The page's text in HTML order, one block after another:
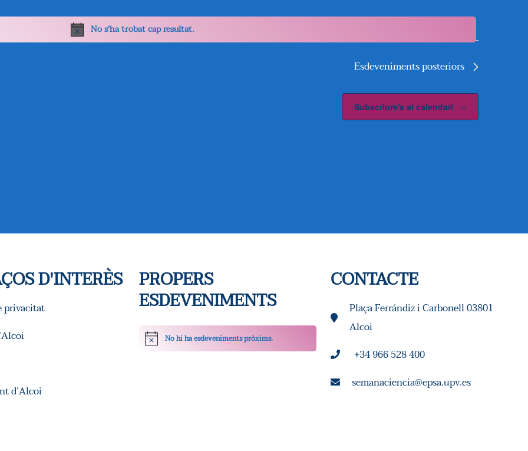
Avís
No s'ha trobat cap resultat. G
A
C
I
Ó
S
L
T
A
Esdevenimentsposteriors
Subscriure's al calendari
D'INTERÈS
privacitat
d’Alcoi
PROPERS
ESDEVENIMENTS
Avís No hi ha esdeveniments pròxims.
CONTACTE
Plaça Ferrándiz i Carbonell 03801
Alcoi
+34 966 528 400
semanaciencia@epsa.upv.es